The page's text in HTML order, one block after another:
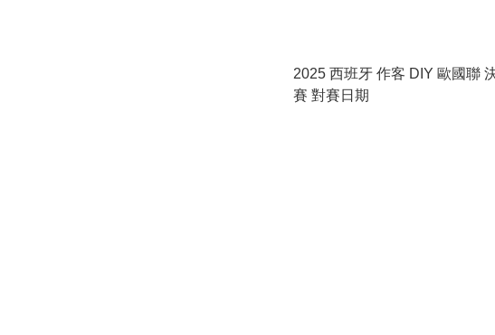
2025 西班牙 作客 DIY 歐國聯
賽 對賽日期